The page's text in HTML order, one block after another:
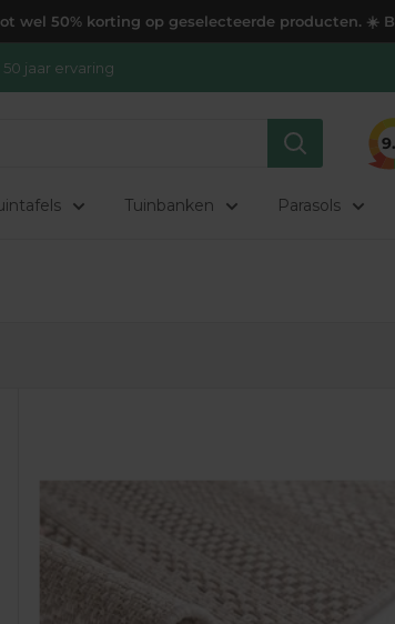
wel 50% korting op geselecteerde producten. ☀️
jaar ervaring
Tuinbanken Parasols